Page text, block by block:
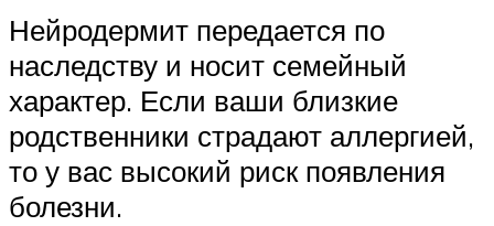
Нейродермит передается по
наследству и носит семейный
характер. Если ваши близкие
родственники страдают аллергией,
то у вас высокий риск появления
болезни.